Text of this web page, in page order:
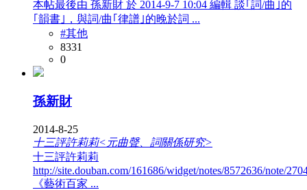
本帖最後由 孫新財 於 2014-9-7 10:04 編輯 談｢詞/曲｣的
｢韻書｣，與詞/曲｢律譜｣的晚於詞 ...
#其他
8331
0
孫新財
2014-8-25
十三評許莉莉<元曲聲、詞關係研究>
十三評許莉莉
http://site.douban.com/161686/widget/notes/8572636/note/
《藝術百家 ...